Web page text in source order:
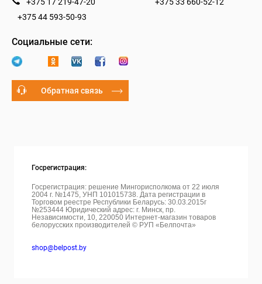
+375 44 593-50-93
Социальные сети:
Обратная связь
Госрегистрация:
Госрегистрация: решение Мингорисполкома от 22 июля
2004 г. №1475, УНП 101015738. Дата регистрации в
Торговом реестре Республики Беларусь: 30.03.2015г
№253444 Юридический адрес: г. Минск, пр.
Независимости, 10, 220050 Интернет-магазин товаров
белорусских производителей © РУП «Белпочта»
shop@belpost.by